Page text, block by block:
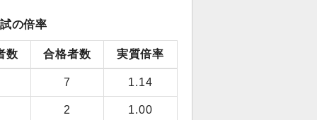
の倍率
数 合格者数 実質倍率
7 1.14
2 1.00